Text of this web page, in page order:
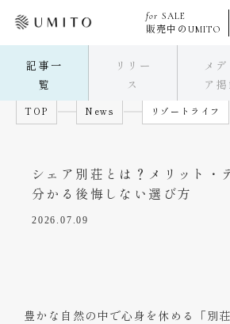
for SALE
販売中の UMITO
記事一
覧
リリー
ス
メデ
ア掲
TOP
News リゾートライフ
シェア別荘とは？ メリット・
分かる後悔しない選び方
2026.07.09
豊かな自然の中で心身を休める「別